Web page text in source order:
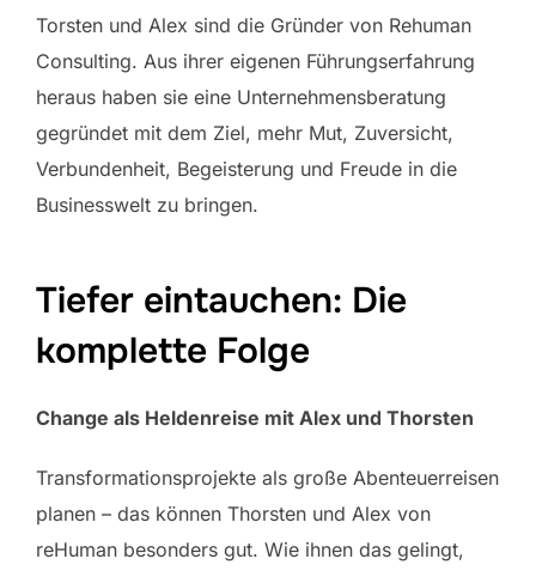
Torsten und Alex sind die Gründer von Rehuman
Consulting. Aus ihrer eigenen Führungserfahrung
heraus haben sie eine Unternehmensberatung
gegründet mit dem Ziel, mehr Mut, Zuversicht,
Verbundenheit, Begeisterung und Freude in die
Businesswelt zu bringen.
Tiefer eintauchen: Die
komplette Folge
Change als Heldenreise mit Alex und Thorsten
Transformationsprojekte als große Abenteuerreisen
planen – das können Thorsten und Alex von
reHuman besonders gut. Wie ihnen das gelingt,